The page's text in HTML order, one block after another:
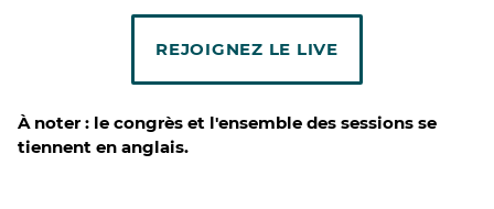
REJOIGNEZ LE LIVE
À noter : le congrès et l'ensemble des sessions se
tiennent en anglais.